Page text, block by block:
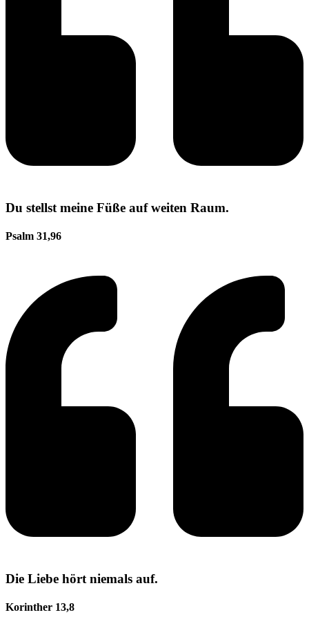
Du stellst meine Füße auf weiten Raum.
Psalm 31,96
Die Liebe hört niemals auf.
Korinther 13,8